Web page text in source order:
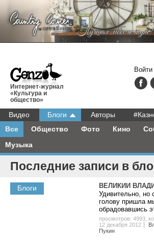
Интернет-журнал
«Культура и
общество»
Видео Блоги Авторы
Все
Общество Фото Кино
Музыка
Войти
Последние записи в
Блоги
ВЕЛИКИЙ
Удивительно, но
голову пришла
обрадовавшись
просмотров: 4993,
12 декабря 2012
Пукин